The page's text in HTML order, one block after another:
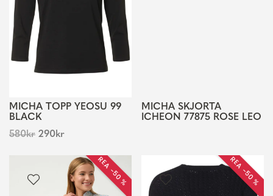
MICHA TOPP YEOSU 99
BLACK
580kr 290kr
MICHA SKJORTA
ICHEON 77875 ROSE LEO
REA −50 % REA −50 %